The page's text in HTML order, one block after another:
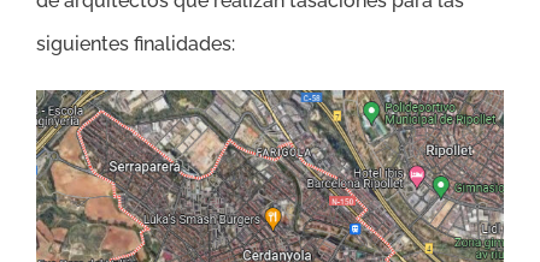
siguientes finalidades: